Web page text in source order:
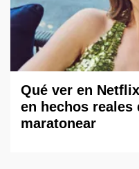
Qué ver en
en hechos reales
maratonear